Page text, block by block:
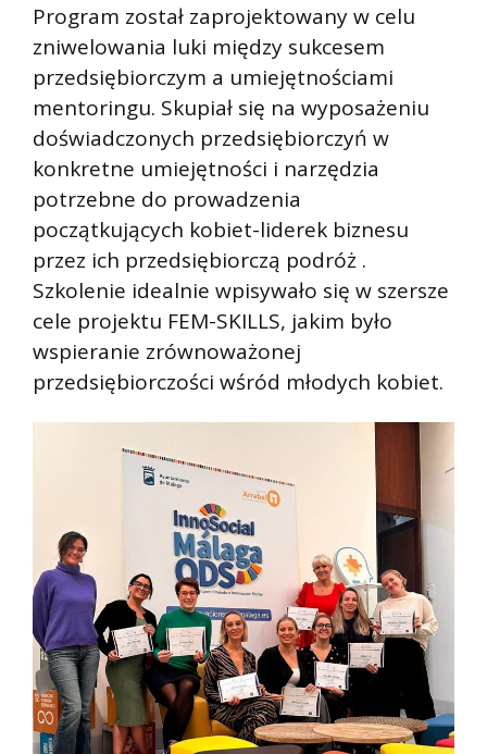
Program został zaprojektowany w celu
zniwelowania luki między sukcesem
przedsiębiorczym a umiejętnościami
mentoringu. Skupiał się na wyposażeniu
doświadczonych przedsiębiorczyń w
konkretne umiejętności i narzędzia
potrzebne do prowadzenia
początkujących kobiet-liderek biznesu
przez ich przedsiębiorczą podróż .
Szkolenie idealnie wpisywało się w szersze
cele projektu FEM-SKILLS, jakim było
wspieranie zrównoważonej
przedsiębiorczości wśród młodych kobiet.